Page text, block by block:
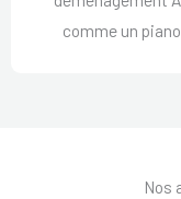
comme un
Nos